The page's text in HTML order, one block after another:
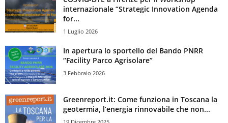
internazionale “Strategic Innovation Agenda
for...
1 Luglio 2026
In apertura lo sportello del Bando PNRR
“Facility Parco Agrisolare”
3 Febbraio 2026
Greenreport.it: Come funziona in Toscana la
geotermia, l’energia rinnovabile che non...